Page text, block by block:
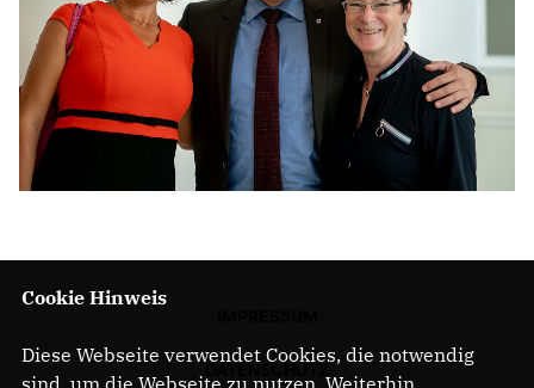
Cookie Hinweis
Diese Webseite verwendet Cookies, die notwendig
sind, um die Webseite zu nutzen. Weiterhin